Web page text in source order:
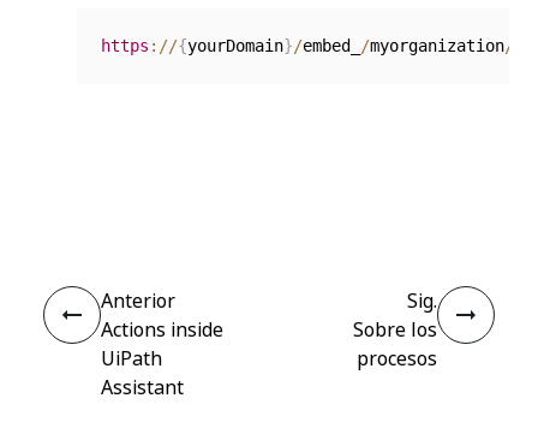
https : //{yourDomain}/embed_ /myorganization/
Anterior
Actions inside
UiPath
Assistant
Sig.
Sobre los
procesos